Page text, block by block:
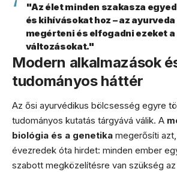
"Az élet minden szakasza
és kihívásokat hoz – az
megérteni és elfogadni ezeket a
változásokat."
Modern alkalmazások
tudományos háttér
Az ősi ayurvédikus bölcsesség egyre
tudományos kutatás tárgyává válik. A
biológia és a genetika megerősíti
évezredek óta hirdet: minden ember
szabott megközelítésre van szükség